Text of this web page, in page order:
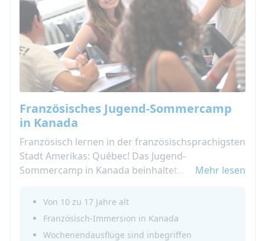
Französisches Jugend-Sommercamp
in Kanada
Französisch lernen in der französischsprachigsten
Stadt Amerikas: Québec! Das Jugend-
Sommercamp in Kanada beinhaltet
attraktive Nachmittagsaktivitäten und Ausflüge
mit euren neuen internationalen Freunden! Erlebt
Mehr lesen
Von 10 zu 17 Jahre alt
Französisch-Immersion in Kanada
Wochenendausflüge sind inbegriffen